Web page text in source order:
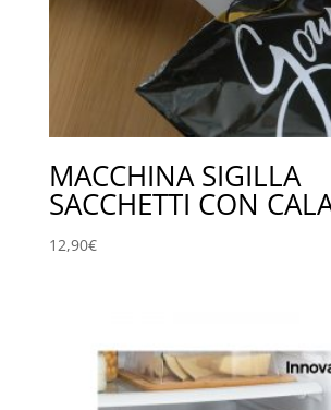
MACCHINA SIGILLA
SACCHETTI CON
12,90€